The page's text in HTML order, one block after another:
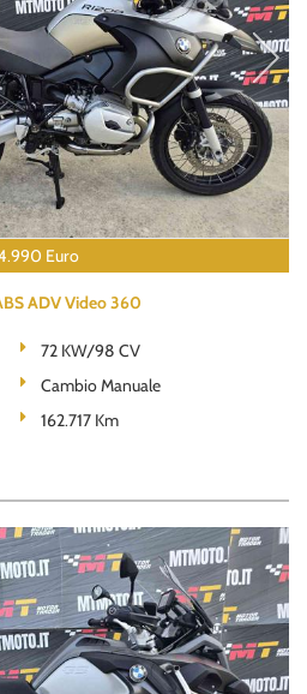
Euro
ADV Video 360
72 KW/98 CV
Cambio Manuale
162.717 Km